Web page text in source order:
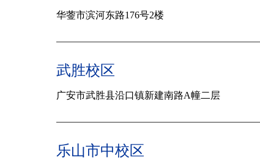
华蓥市滨河东路176号2楼
武胜校区
广安市武胜县沿口镇新建南路A幢二层
乐山市中校区